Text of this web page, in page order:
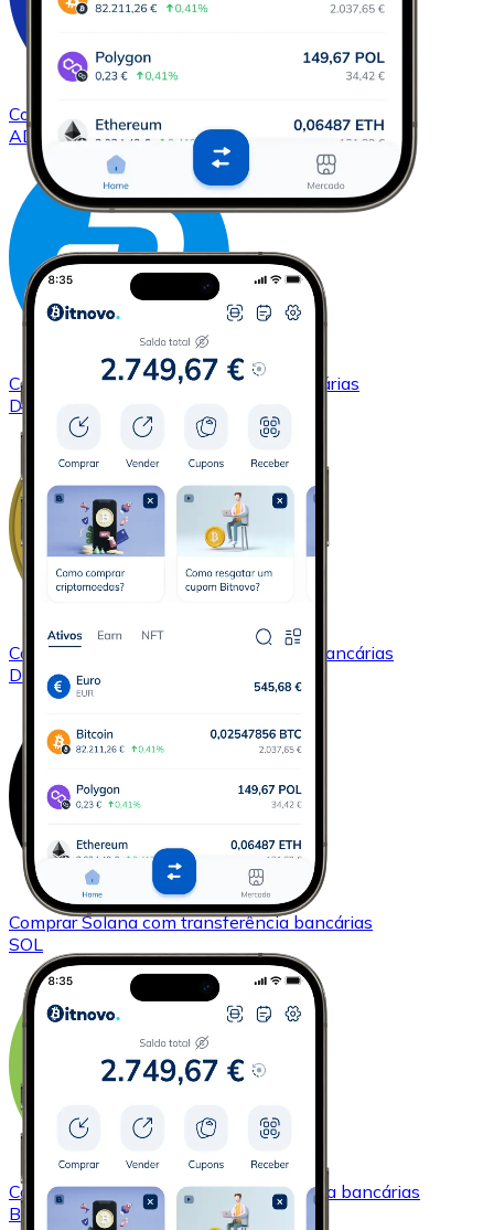
Comprar Cardano
com transferência bancárias
ADA
Comprar Dashcom transferência bancárias
DASH
Comprar
com transferência bancárias
DOGE
ComprarSolanacom transferência bancárias
SOL
ComprarBitcoin Cashcom transferência bancárias
BCH